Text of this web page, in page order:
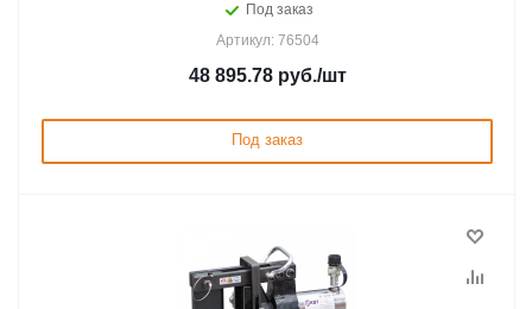
Под заказ
Артикул: 76504
48 895.78руб./шт
Под заказ